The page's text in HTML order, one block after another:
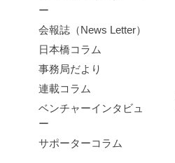
ー
会報誌（News Letter）
日本橋コラム
事務局だより
連載コラム
ベンチャーインタビュ
ー
サポーターコラム